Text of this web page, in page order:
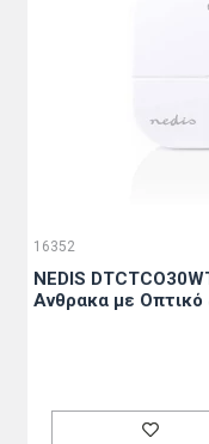
16352
NEDIS
Ανθρακα με Οπτικό